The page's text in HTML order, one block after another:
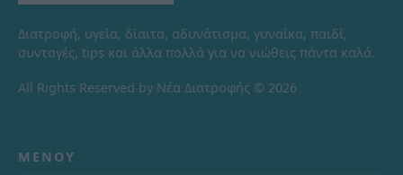
Διατροφή, υγεία, δίαιτα, αδυνάτισμα, γυναίκα, παιδί,
συνταγές, tips και άλλα πολλά για να νιώθεις πάντα καλά.
All Rights Reserved by Νέα Διατροφής © 2026
ΜΕΝΟΎ